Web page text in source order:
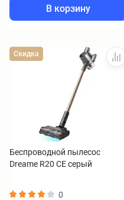
В корзину
Скидка
Беспроводной пылесос
Dreame R20 CE серый
0